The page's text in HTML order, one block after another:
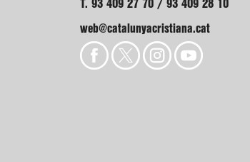
T. 93 409 27 70 / 93 409 28 10
web@catalunyacristiana.cat